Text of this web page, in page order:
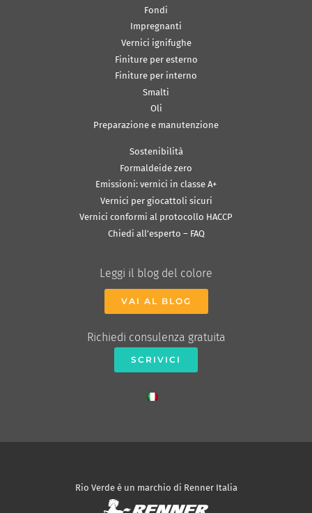
Fondi
Impregnanti
Vernici ignifughe
Finiture per esterno
Finiture per interno
Smalti
Oli
Preparazione e manutenzione
Sostenibilità
Formaldeide zero
Emissioni: vernici in classe A+
Vernici per giocattoli sicuri
Vernici conformi al protocollo HACCP
Chiedi all’esperto – FAQ
Leggi il blog del colore
VAI AL BLOG
Richiedi consulenza gratuita
SCRIVICI
Rio Verde è un marchio di Renner Italia